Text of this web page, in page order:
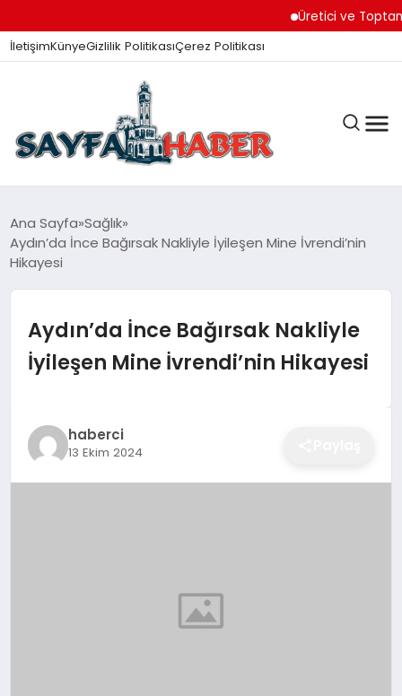
Üretici ve
İletişimKünyeGizlilik PolitikasıÇerez Politikası
ANA SAYFA
GÜNDEM
İZMIR HABERLERI
EKONOMI
Ana Sayfa Sağlık
Aydın’da İnce Bağırsak Nakliyle İyileşen Mine İvrendi’nin
Hikayesi
Aydın’da İnce Bağırsak Nakliyle
İyileşen Mine İvrendi’nin Hikayesi
haberci
13 Ekim 2024